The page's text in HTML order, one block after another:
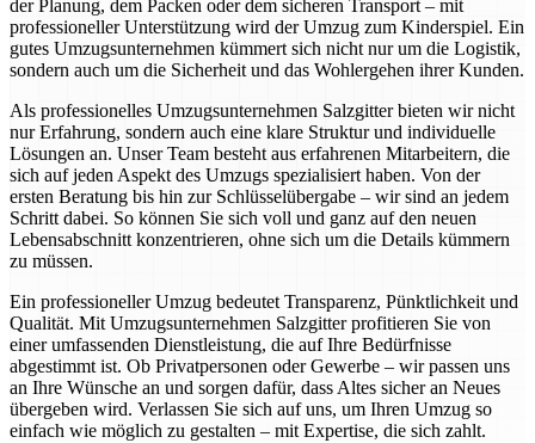
der Planung, dem Packen oder dem sicheren Transport – mit
professioneller Unterstützung wird der Umzug zum Kinderspiel. Ein
gutes Umzugsunternehmen kümmert sich nicht nur um die Logistik,
sondern auch um die Sicherheit und das Wohlergehen ihrer Kunden.
Als professionelles Umzugsunternehmen Salzgitter bieten wir nicht
nur Erfahrung, sondern auch eine klare Struktur und individuelle
Lösungen an. Unser Team besteht aus erfahrenen Mitarbeitern, die
sich auf jeden Aspekt des Umzugs spezialisiert haben. Von der
ersten Beratung bis hin zur Schlüsselübergabe – wir sind an jedem
Schritt dabei. So können Sie sich voll und ganz auf den neuen
Lebensabschnitt konzentrieren, ohne sich um die Details kümmern
zu müssen.
Ein professioneller Umzug bedeutet Transparenz, Pünktlichkeit und
Qualität. Mit Umzugsunternehmen Salzgitter profitieren Sie von
einer umfassenden Dienstleistung, die auf Ihre Bedürfnisse
abgestimmt ist. Ob Privatpersonen oder Gewerbe – wir passen uns
an Ihre Wünsche an und sorgen dafür, dass Altes sicher an Neues
übergeben wird. Verlassen Sie sich auf uns, um Ihren Umzug so
einfach wie möglich zu gestalten – mit Expertise, die sich zahlt.